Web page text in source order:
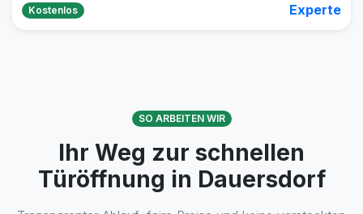
Kostenlos Experte
SO ARBEITEN WIR
Ihr Weg zur schnellen
Türöffnung in Dauersdorf